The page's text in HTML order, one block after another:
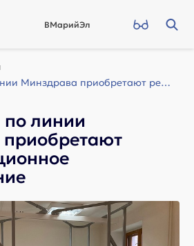
ВМарийЭл
В Марий Эл по линии Минздрава приобретают реабилитационное оборудование
линии